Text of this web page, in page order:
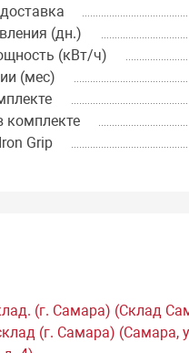
(дн.)
(кВт/ч)
(мес)
комплекте
Grip
(г. Самара) (Склад
(г. Самара) (Самара,